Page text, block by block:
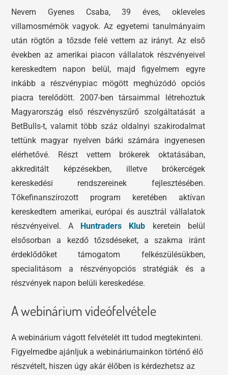
Nevem Gyenes Csaba, 39 éves, okleveles
villamosmérnök vagyok. Az egyetemi tanulmányaim
után rögtön a tőzsde felé vettem az irányt. Az első
években az amerikai piacon vállalatok részvényeivel
kereskedtem napon belül, majd figyelmem egyre
inkább a részvénypiac mögött meghúzódó opciós
piacra terelődött. 2007-ben társaimmal létrehoztuk
Magyarország első részvényszűrő szolgáltatását a
BetBulls-t, valamit több száz oldalnyi szakirodalmat
tettünk magyar nyelven bárki számára ingyenesen
elérhetővé. Részt vettem brókerek oktatásában,
akkreditált képzésekben, illetve brókercégek
kereskedési rendszereinek fejlesztésében.
Tőkefinanszírozott program keretében aktívan
kereskedtem amerikai, európai és ausztrál vállalatok
részvényeivel. A
Huntraders Klub keretein belül
elsősorban a kezdő tőzsdéseket, a szakma iránt
érdeklődőket támogatom felkészülésükben,
specialitásom a részvényopciós stratégiák és a
részvények napon belüli kereskedése.
A webinárium videófelvétele
A webinárium vágott felvételét itt tudod megtekinteni.
Figyelmedbe ajánljuk a webináriumainkon történő élő
részvételt, hiszen úgy akár élőben is kérdezhetsz az